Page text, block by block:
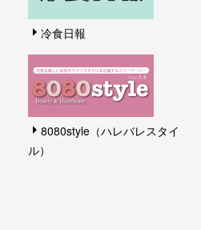
冷食日報
8080style（ハレバレスタイ
ル）